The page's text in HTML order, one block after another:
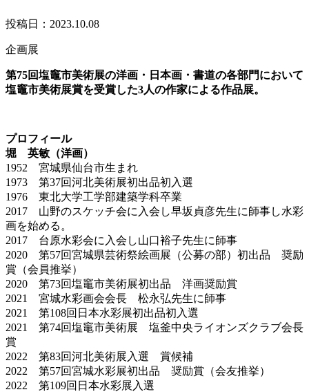
投稿日：2023.10.08
企画展
第75回塩竈市美術展の洋画・日本画・書道の各部門において
塩竈市美術展賞を受賞した3人の作家による作品展。
プロフィール
堀 英敏（洋画）
1952 宮城県仙台市生まれ
1973 第37回河北美術展初出品初入選
1976 東北大学工学部建築学科卒業
2017 山野のスケッチ会に入会し早坂貞彦先生に師事し水彩
画を始める。
2017 台原水彩会に入会し山口裕子先生に師事
2020 第57回宮城県芸術祭絵画展（公募の部）初出品 奨励
賞（会員推挙）
2020 第73回塩竈市美術展初出品 洋画奨励賞
2021 宮城水彩画会会長 松永弘先生に師事
2021 第108回日本水彩展初出品初入選
2021 第74回塩竈市美術展 塩釜中央ライオンズクラブ会長
賞
2022 第83回河北美術展入選 賞候補
2022 第57回宮城水彩展初出品 奨励賞（会友推挙）
2022 第109回日本水彩展入選